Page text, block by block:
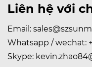
Liên hệ với
Email:
Whatsapp / wechat:
Skype: